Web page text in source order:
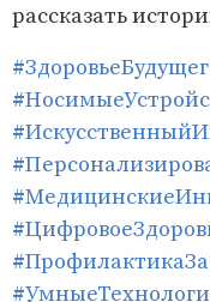
рассказать